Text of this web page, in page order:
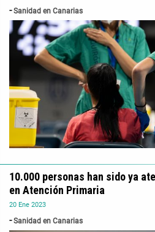
Sanidad en Canarias
20 Ene 2023
Sanidad en Canarias
10.000 personas han sido ya
en Atención Primaria